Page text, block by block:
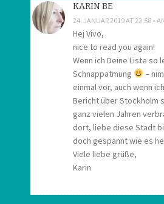
KARIN BE
24. JANUAR 2019 AT 22:58
Hej Vivo,
nice to read you again!
Wenn ich Deine Liste so
Schnappatmung
–
einmal vor, auch wenn
Bericht über Stockholm
ganz vielen Jahren
dort, liebe diese Stadt
doch gespannt wie es
Viele liebe grüße,
Karin